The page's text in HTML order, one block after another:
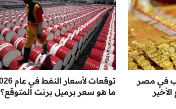
في مصر
ما هو سعر برميل برنت المتوقع؟